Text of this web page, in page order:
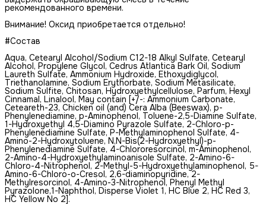
рекомендованного времени.
Внимание! Оксид приобретается отдельно!
#Состав
Aqua, Cetearyl Alcohol/Sodium C12-18 Alkyl Sulfate, Cetearyl
Alcohol, Propylene Glycol, Cedrus Atlantica Bark Oil, Sodium
Laureth Sulfate, Ammonium Hydroxide, Ethoxydiglycol,
Triethanolamine, Sodium Erythorbate, Sodium Metasilicate,
Sodium Sulfite, Chitosan, Hydroxyethylсellulose, Parfum, Hexyl
Cinnamal, Linalool, May contain [+/-: Ammonium Carbonate,
Ceteareth-23, Сhicken oil (and) Cera Alba (Beeswax), p-
Phenylenediamine, p-Аminophenol, Toluene-2,5-Diamine Sulfate,
1-Hydroxyethyl 4,5-Diamino Pyrazole Sulfate, 2-Chloro-p-
Phenylenediamine Sulfate, P-Methylaminophenol Sulfate, 4-
Amino-2-Hydroxytoluene, N,N-Bis(2-Hydroxyethyl)-p-
Phenylenediamine Sulfate, 4-Chlororesorcinol, m-Aminophenol,
2-Amino-4-Hydroxyethylaminoanisole Sulfate, 2-Amino-6-
Chloro-4-Nitrophenol, 2-Methyl-5-Hydroxyethylaminophenol, 5-
Amino-6-Chloro-o-Cresol, 2,6-diaminopyridine, 2-
Methylresorcinol, 4-Amino-3-Nitrophenol, Phenyl Methyl
Pyrazolone,1-Naphthol, Disperse Violet 1, HC Blue 2, HC Red 3,
HC Yellow No 2].